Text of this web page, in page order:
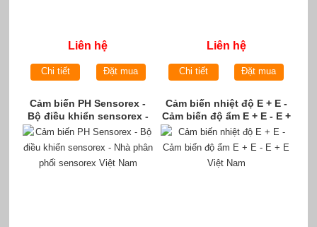
Liên hệ
Chi tiết Đặt mua
Liên hệ
Chi tiết Đặt mua
Cảm biến PH Sensorex -
Bộ điều khiển sensorex -
Nhà phân phối sensorex
Cảm biến nhiệt độ E + E -
Cảm biến độ ẩm E + E - E +
E Việt Nam